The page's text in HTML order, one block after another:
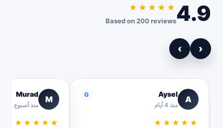
4.9
★★★★★
Based on 200 reviews
‹
›
A
Aysel
منذ 4 أيام
G
★★★★★
M
Murad
منذ أسبوع
★★★★★